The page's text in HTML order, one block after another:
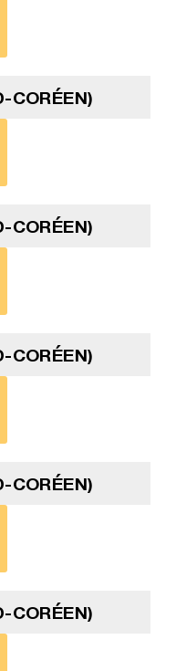
CORÉEN)
CORÉEN)
CORÉEN)
CORÉEN)
CORÉEN)